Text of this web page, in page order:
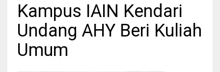
Kampus IAIN Kendari
Undang AHY Beri Kuliah
Umum